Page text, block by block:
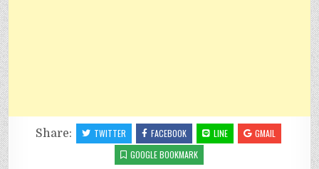
Share: TWITTER FACEBOOK LINE
GMAIL
GOOGLE BOOKMARK